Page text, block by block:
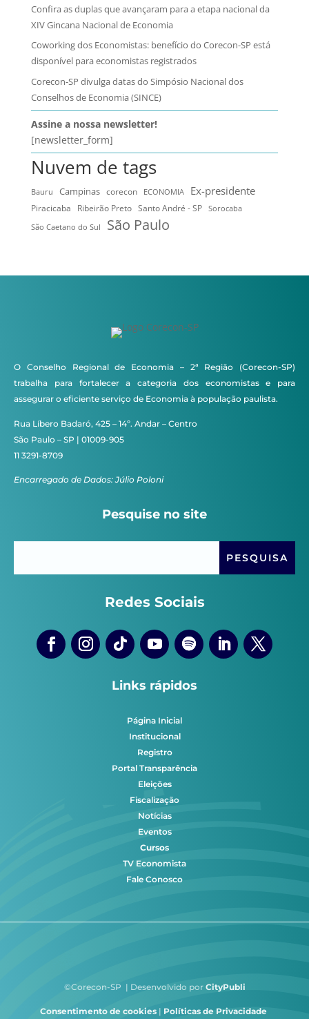
Confira as duplas que avançaram para a etapa nacional da
XIV Gincana Nacional de Economia
Coworking dos Economistas: benefício do Corecon-SP está
disponível para economistas registrados
Corecon-SP divulga datas do Simpósio Nacional dos
Conselhos de Economia (SINCE)
Assine a nossa newsletter!
[newsletter_form]
Nuvem de tags
Bauru Campinas corecon ECONOMIA Ex-presidente
Piracicaba Ribeirão Preto Santo André - SP
Sorocaba
São Caetano do Sul
São Paulo
O Conselho Regional de Economia – 2ª Região (Corecon-SP)
trabalha para fortalecer a categoria dos economistas e para
assegurar o eficiente serviço de Economia à população paulista.
Rua Líbero Badaró, 425 – 14º. Andar – Centro
São Paulo – SP | 01009-905
11 3291-8709
Encarregado de Dados: Júlio Poloni
Pesquise no site
Redes Sociais
Links rápidos
Página Inicial
Institucional
Registro
Portal Transparência
Eleições
Fiscalização
Notícias
Eventos
Cursos
TV Economista
Fale Conosco
©Corecon-SP | Desenvolvido por CityPubli
Consentimento de cookies | Políticas de Privacidade